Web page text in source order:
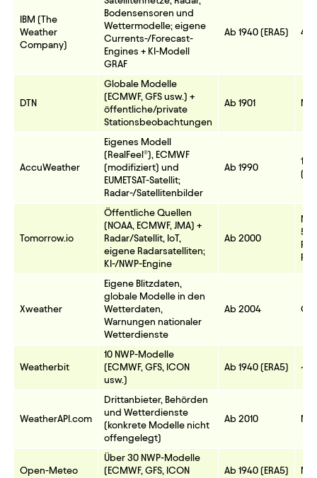
IBM (The
Weather
Company)
Bodensensoren und
Wettermodelle; eigene
Currents-/Forecast-
Engines + KI-Modell
GRAF
Ab 1940 (ERA5) 4
DTN
Globale Modelle
(ECMWF, GFS usw.) +
öffentliche/private
Stationsbeobachtungen
Ab 1901
AccuWeather
Eigenes Modell
(RealFeel®), ECMWF
(modifiziert) und
EUMETSAT-Satellit;
Radar-/Satellitenbilder
Ab 1990
1
Tomorrow.io
Öffentliche Quellen
(NOAA, ECMWF, JMA) +
Radar/Satellit, IoT,
eigene Radarsatelliten;
KI-/NWP-Engine
Ab 2000
5
Xweather
Eigene Blitzdaten,
globale Modelle in den
Wetterdaten,
Warnungen nationaler
Wetterdienste
Ab 2004
Weatherbit
10 NWP-Modelle
(ECMWF, GFS, ICON
usw.)
Ab 1940 (ERA5)
WeatherAPI.com
Drittanbieter, Behörden
und Wetterdienste
(konkrete Modelle nicht
offengelegt)
Ab 2010
Open-Meteo
Über 30 NWP-Modelle
(ECMWF, GFS, ICON
Ab 1940 (ERA5)